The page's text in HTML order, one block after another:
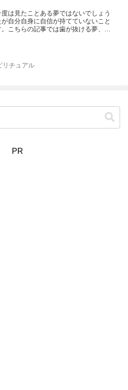
は見たことある夢ではないでしょう
自分自身に自信が持てていないこと
こちらの記事では歯が抜ける夢、歯
リチュアル
PR